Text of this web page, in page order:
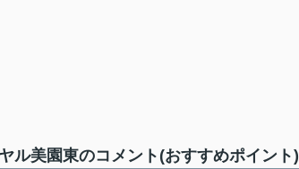
ル美園東のコメント(おすすめポイント)